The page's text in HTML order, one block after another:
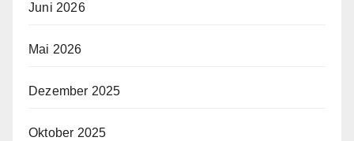
Juni 2026
Mai 2026
Dezember 2025
Oktober 2025